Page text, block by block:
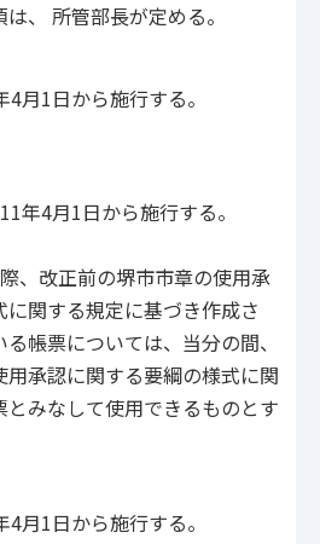
、 所管部長が定める。
月1日から施行する。
4月1日から施行する。
、改正前の堺市市章の使用承
関する規定に基づき作成さ
帳票については、当分の間、
承認に関する要綱の様式に関
みなして使用できるものとす
月1日から施行する。